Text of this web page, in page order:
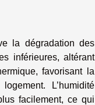
la dégradation des
inférieures, altérant
favorisant la
L’humidité
facilement, ce qui